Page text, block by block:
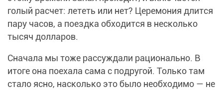
голый расчет: лететь или нет? Церемония длится
пару часов, а поездка обходится в несколько
тысяч долларов.
Сначала мы тоже рассуждали рационально. В
итоге она поехала сама с подругой. Только там
стало ясно, насколько это было необходимо — не